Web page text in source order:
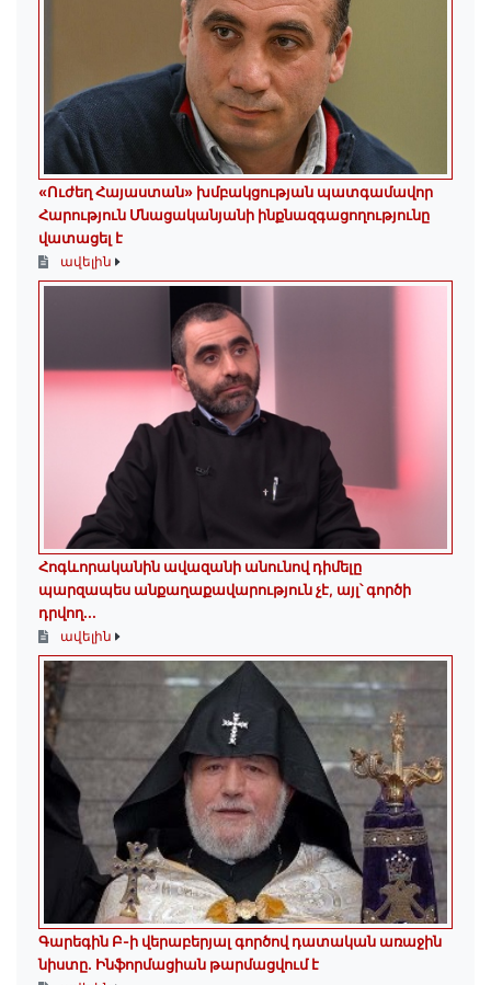
«Ուժեղ Հայաստան» խմբակցության պատգամավոր
Հարություն Մնացականյանի ինքնազգացողությունը
վատացել է
ավելին
Հոգևորականին ավազանի անունով դիմելը
պարզապես անքաղաքավարություն չէ, այլ՝ գործի
դրվող...
ավելին
Գարեգին Բ-ի վերաբերյալ գործով դատական առաջին
նիստը․ Ինֆորմացիան թարմացվում է